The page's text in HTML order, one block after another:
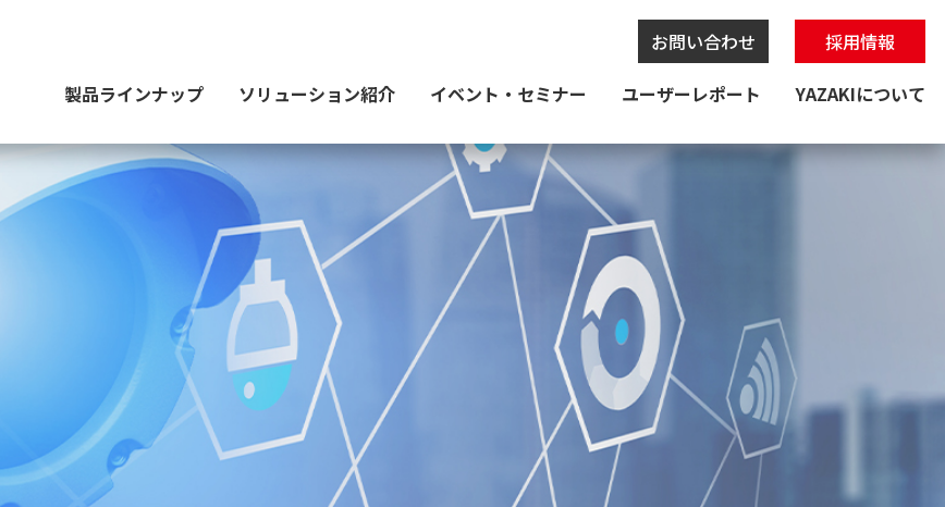
お問い合わせ
採用情報
製品ラインナップ
ソリューション紹介 イベント・セミナー ユーザーレポート YAZAKIについて